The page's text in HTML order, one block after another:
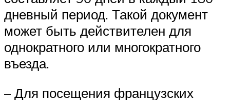
дневный период. Такой документ
может быть действителен для
однократного или многократного
въезда.
– Для посещения французских